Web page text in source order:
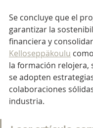
Se concluye que el
garantizar la
financiera y consolidar
Kelloseppäkoulu
la formación relojera,
se adopten
colaboraciones
industria.